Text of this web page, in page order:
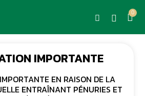
IMPORTANTE
EN RAISON DE LA
ENTRAÎNANT PÉNURIES ET